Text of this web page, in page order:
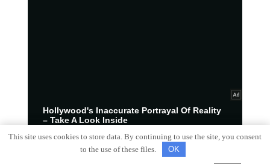
This site uses cookies to store data. By continuing to use the site, you consent
to the use of these files.
OK